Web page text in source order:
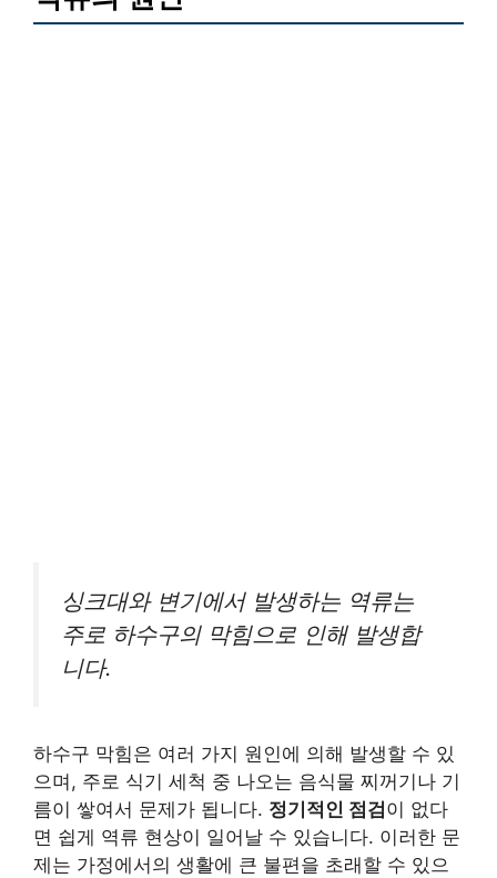
싱크대와 변기에서 발생하는 역류는
주로 하수구의 막힘으로 인해 발생합
니다.
하수구 막힘은 여러 가지 원인에 의해 발생할 수 있
으며, 주로 식기 세척 중 나오는 음식물 찌꺼기나 기
름이 쌓여서 문제가 됩니다. 정기적인 점검 이 없다
면 쉽게 역류 현상이 일어날 수 있습니다. 이러한 문
제는 가정에서의 생활에 큰 불편을 초래할 수 있으